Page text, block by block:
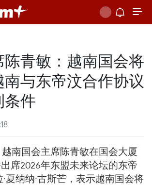
陈青敏：越南国会将
与东帝汶合作协议
条件
南国会主席陈青敏在国会大厦
席2026年东盟未来论坛的东帝
·夏纳纳·古斯芒，表示越南国会将